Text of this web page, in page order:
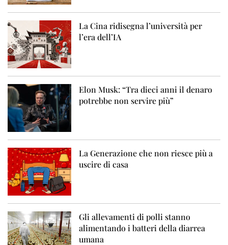
La Cina ridisegna l’università per
l’era dell’IA
Elon Musk: “Tra dieci anni il denaro
potrebbe non servire più”
La Generazione che non riesce più a
uscire di casa
Gli allevamenti di polli stanno
alimentando i batteri della diarrea
umana